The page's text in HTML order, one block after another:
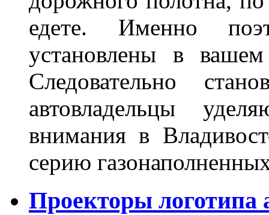
едете. Именно
установлены в
Следовательно
автовладельцы
внимания в
серию
Проекторы логотипа